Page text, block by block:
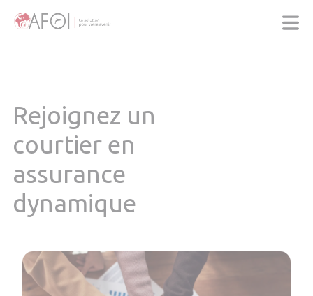
Rejoignez un
courtier en
assurance
dynamique